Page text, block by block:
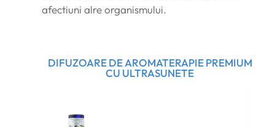
afectiuni alre organismului.
DIFUZOARE DE AROMATERAPIE PREMIUM
CU ULTRASUNETE